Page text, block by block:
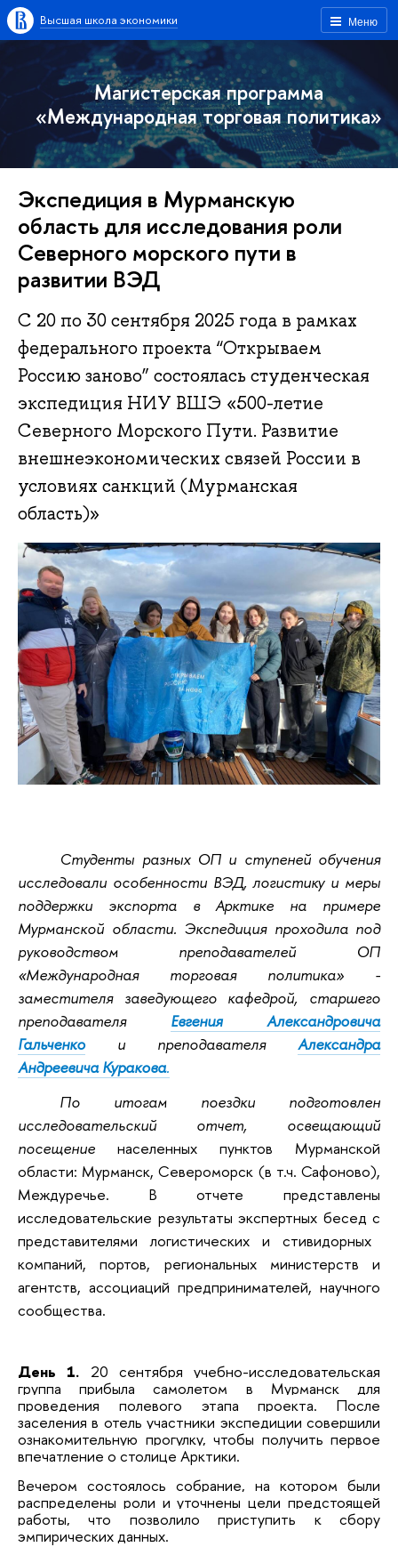
Меню
Высшая школа экономики
Магистерская программа
«Международная торговая политика»
Экспедиция в Мурманскую
область для исследования роли
Северного морского пути в
развитии ВЭД
С 20 по 30 сентября 2025 года в рамках
федерального проекта “Открываем
Россию заново” состоялась студенческая
экспедиция НИУ ВШЭ «500-летие
Северного Морского Пути. Развитие
внешнеэкономических связей России в
условиях санкций (Мурманская
область)»
Студенты разных ОП и ступеней обучения
исследовали особенности ВЭД, логистику и меры
поддержки экспорта в Арктике на примере
Мурманской области. Экспедиция проходила под
руководством преподавателей ОП
«Международная торговая политика» -
заместителя заведующего кафедрой, старшего
преподавателя Евгения Александровича
Гальченкои преподавателя Александра
Андреевича Куракова.
По итогам поездки подготовлен
исследовательский отчет, освещающий
посещение
населенных пунктов Мурманской
области: Мурманск, Североморск (в т.ч. Сафоново),
Междуречье. В отчете представлены
исследовательские результаты экспертных бесед с
представителями логистических и стивидорных
компаний, портов, региональных министерств и
агентств, ассоциаций предпринимателей, научного
сообщества.
День 1.
20 сентября учебно-исследовательская
группа прибыла самолетом в Мурманск для
проведения полевого этапа проекта. После
заселения в отель участники экспедиции совершили
ознакомительную прогулку, чтобы получить первое
впечатление о столице Арктики.
Вечером состоялось собрание, на котором были
распределены роли иуточнены цели предстоящей
работы, что позволило приступить к сбору
эмпирических данных.